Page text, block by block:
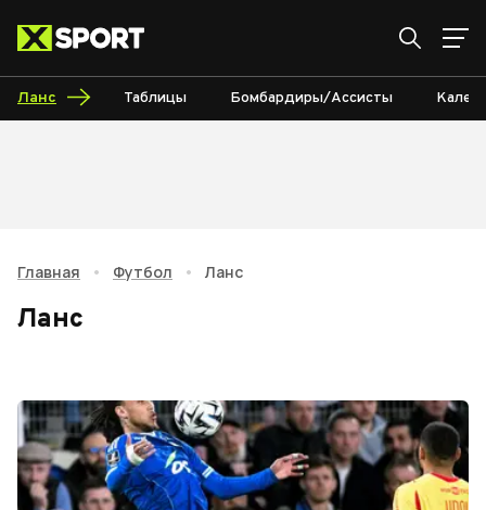
Ланс Таблицы Бомбардиры/Ассисты
Главная • Футбол • Ланс
Ланс